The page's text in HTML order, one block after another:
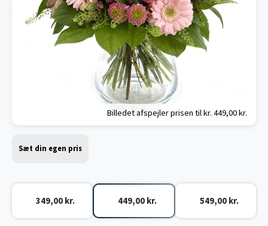
Billedet afspejler prisen til kr. 449,00 kr.
Sæt din egen pris
349,00 kr. 449,00 kr. 549,00 kr.